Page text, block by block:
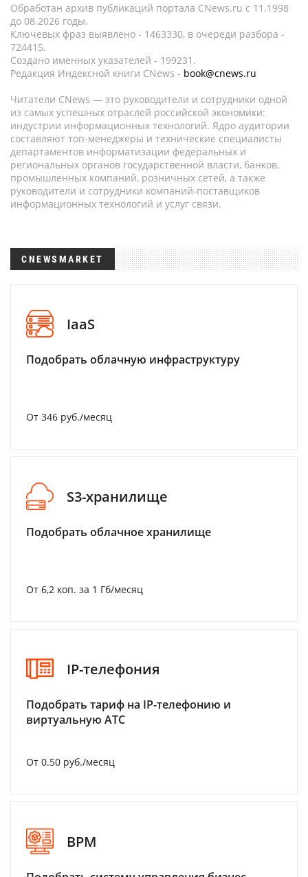
Обработан архив публикаций портала CNews.ru c 11.1998
до 08.2026 годы.
Ключевых фраз выявлено - 1463330, в очереди разбора -
724415.
Создано именных указателей - 199231.
Редакция Индексной книги CNews - book@cnews.ru
Читатели CNews — это руководители и сотрудники одной
из самых успешных отраслей российской экономики:
индустрии информационных технологий. Ядро аудитории
составляют топ-менеджеры и технические специалисты
департаментов информатизации федеральных и
региональных органов государственной власти, банков,
промышленных компаний, розничных сетей, а также
руководители и сотрудники компаний-поставщиков
информационных технологий и услуг связи.
CNEWSMARKET
IaaS
Подобрать облачную инфраструктуру
От 346 руб./месяц
S3-хранилище
Подобрать облачное хранилище
От 6,2 коп. за 1 Гб/месяц
IP-телефония
Подобрать тариф на IP-телефонию и
виртуальную АТС
От 0.50 руб./месяц
BPM